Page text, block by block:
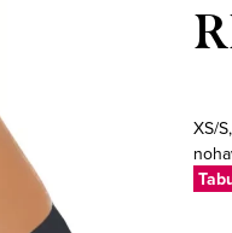
XS/